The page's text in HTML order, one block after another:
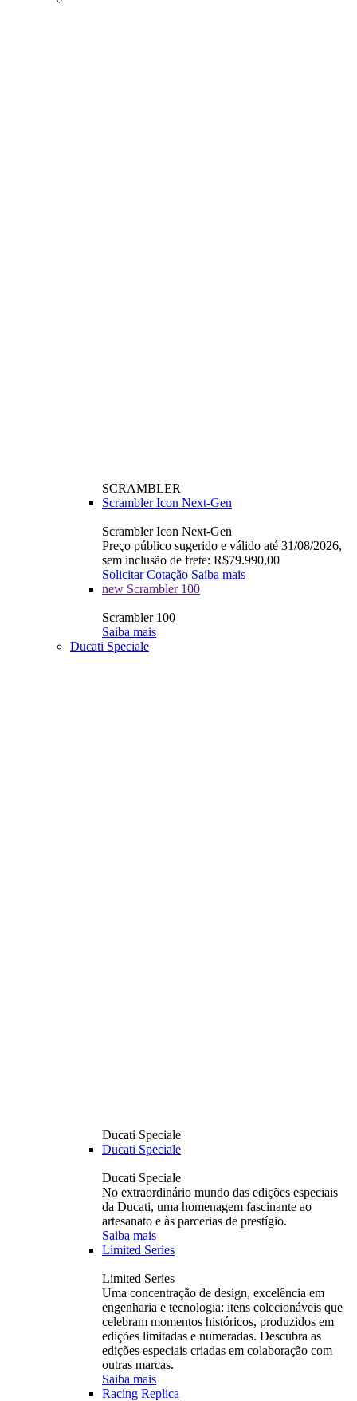
SCRAMBLER
Scrambler Icon Next-Gen
Scrambler Icon Next-Gen
Preço público sugerido e válido até 31/08/2026,
sem inclusão de frete: R$79.990,00
Solicitar Cotação Saiba mais
new Scrambler 100
Scrambler 100
Saiba mais
Ducati Speciale
Ducati Speciale
Ducati Speciale
Ducati Speciale
No extraordinário mundo das edições especiais
da Ducati, uma homenagem fascinante ao
artesanato e às parcerias de prestígio.
Saiba mais
Limited Series
Limited Series
Uma concentração de design, excelência em
engenharia e tecnologia: itens colecionáveis ​​que
celebram momentos históricos, produzidos em
edições limitadas e numeradas. Descubra as
edições especiais criadas em colaboração com
outras marcas.
Saiba mais
Racing Replica